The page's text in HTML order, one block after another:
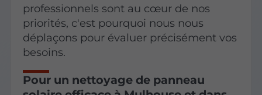
professionnels sont au cœur de nos
priorités, c'est pourquoi nous nous
déplaçons pour évaluer précisément vos
besoins.
Pour un nettoyage de panneau